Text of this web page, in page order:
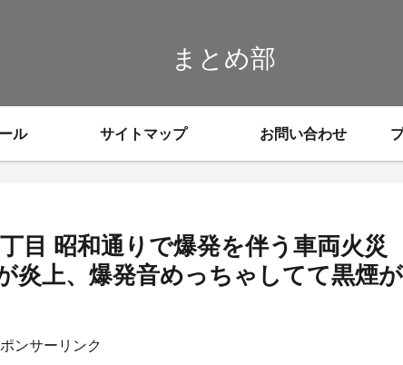
まとめ部
ル サイトマップ お問い合わせ
目 昭和通りで爆発を伴う車両火災
炎上、爆発音めっちゃしてて黒煙が
ンサーリンク